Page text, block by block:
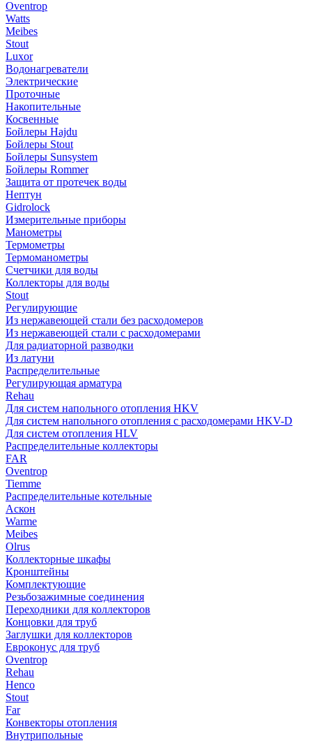
Oventrop
Watts
Meibes
Stout
Luxor
Водонагреватели
Электрические
Проточные
Накопительные
Косвенные
Бойлеры Hajdu
Бойлеры Stout
Бойлеры Sunsystem
Бойлеры Rommer
Защита от протечек воды
Нептун
Gidrolock
Измерительные приборы
Манометры
Термометры
Термоманометры
Счетчики для воды
Коллекторы для воды
Stout
Регулирующие
Из нержавеющей стали без расходомеров
Из нержавеющей стали с расходомерами
Для радиаторной разводки
Из латуни
Распределительные
Регулирующая арматура
Rehau
Для систем напольного отопления HKV
Для систем напольного отопления с расходомерами HKV-D
Для систем отопления HLV
Распределительные коллекторы
FAR
Oventrop
Tiemme
Распределительные котельные
Аскон
Warme
Meibes
Olrus
Коллекторные шкафы
Кронштейны
Комплектующие
Резьбозажимные соединения
Переходники для коллекторов
Концовки для труб
Заглушки для коллекторов
Евроконус для труб
Oventrop
Rehau
Henco
Stout
Far
Конвекторы отопления
Внутрипольные